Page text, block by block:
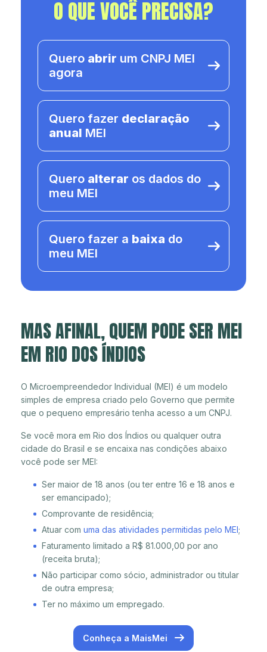
O QUE VOCÊ PRECISA?
Quero abrir um CNPJ MEI
agora
Quero fazer declaração
anual MEI
Quero alterar os dados do
meu MEI
Quero fazer a baixa do
meu MEI
MAS AFINAL, QUEM PODE SER MEI
EM RIO DOS ÍNDIOS
O Microempreendedor Individual (MEI) é um modelo
simples de empresa criado pelo Governo que permite
que o pequeno empresário tenha acesso a um CNPJ.
Se você mora em Rio dos Índios ou qualquer outra
cidade do Brasil e se encaixa nas condições abaixo
você pode ser MEI:
Ser maior de 18 anos (ou ter entre 16 e 18 anos e
ser emancipado);
Comprovante de residência;
Atuar com uma das atividades permitidas pelo MEI;
Faturamento limitado a R$ 81.000,00 por ano
(receita bruta);
Não participar como sócio, administrador ou titular
de outra empresa;
Ter no máximo um empregado.
Conheça a MaisMei